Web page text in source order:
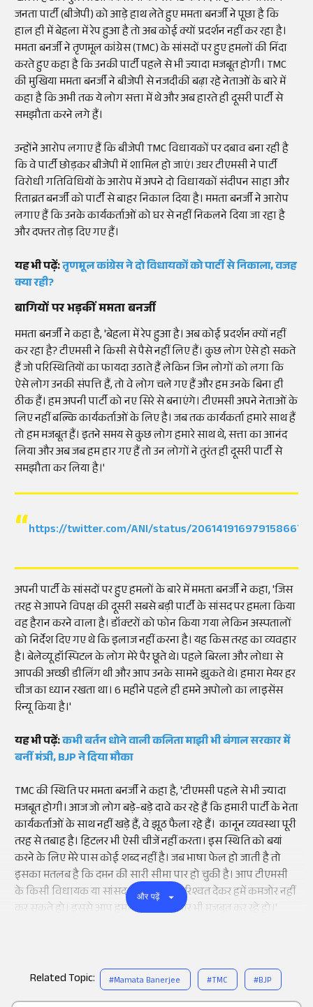
Add as a
जनता पार्टी (बीजेपी) को आड़े हाथ लेते हुए ममता बनर्जी ने पूछा है कि
हाल ही में बेहला में रेप हुआ है तो अब कोई क्यों प्रदर्शन नहीं कर रहा है।
ममता बनर्जी ने तृणमूल कांग्रेस (TMC) के सांसदों पर हुए हमलों की निंदा
करते हुए कहा है कि उनकी पार्टी पहले से भी ज्यादा मजबूत होगी। TMC
की मुखिया ममता बनर्जी ने बीजेपी से नजदीकी बढ़ा रहे नेताओं के बारे में
कहा है कि अभी तक ये लोग सत्ता में थे और अब हारते ही दूसरी पार्टी से
समझौता करने लगे हैं।
उन्होंने आरोप लगाए हैं कि बीजेपी TMC विधायकों पर दबाव बना रही है
कि वे पार्टी छोड़कर बीजेपी में शामिल हो जाएं। उधर टीएमसी ने पार्टी
विरोधी गतिविधियों के आरोप में अपने दो विधायकों संदीपन साहा और
रिताब्रत बनर्जी को पार्टी से बाहर निकाल दिया है। ममता बनर्जी ने आरोप
लगाए हैं कि उनके कार्यकर्ताओं को घर से नहीं निकलने दिया जा रहा है
और दफ्तर तोड़ दिए गए हैं।
यह भी पढ़ें:तृणमूल कांग्रेस ने दो विधायकों को पार्टी से निकाला, वजह
क्या रही?
बागियों पर भड़कीं ममता बनर्जी
ममता बनर्जी ने कहा है, 'बेहला में रेप हुआ है। अब कोई प्रदर्शन क्यों नहीं
कर रहा है? टीएमसी ने किसी से पैसे नहीं लिए हैं। कुछ लोग ऐसे हो सकते
हैं जो परिस्थितियों का फायदा उठाते हैं लेकिन जिन लोगों को लगा कि
ऐसे लोग उनकी संपत्ति हैं, तो वे लोग चले गए हैं और हम उनके बिना ही
ठीक हैं। हम अपनी पार्टी को नए सिरे से बनाएंगे। टीएमसी अपने नेताओं के
लिए नहीं बल्कि कार्यकर्ताओं के लिए है। जब तक कार्यकर्ता हमारे साथ हैं
तो हम मजबूत हैं। इतने समय से कुछ लोग हमारे साथ थे, सत्ता का आनंद
लिया और अब जब हम हार गए हैं तो उन लोगों ने तुरंत ही दूसरी पार्टी से
समझौता कर लिया है।'
https://twitter.com/ANI/status/2061419169791586676
अपनी पार्टी के सांसदों पर हुए हमलों के बारे में ममता बनर्जी ने कहा, 'जिस
तरह से आपने विपक्ष की दूसरी सबसे बड़ी पार्टी के सांसद पर हमला किया
वह हैरान करने वाला है। डॉक्टरों को फोन किया गया लेकिन अस्पतालों
को निर्देश दिए गए थे कि इलाज नहीं करना है। यह किस तरह का व्यवहार
है। बेलेव्यू हॉस्पिटल के लोग मेरे पैर छूते थे। पहले बिरला और लोधा से
आपकी अच्छी डीलिंग थी और आप उनके सामने झुकते थे। हमारा मेयर हर
चीज का ध्यान रखता था। 6 महीने पहले ही हमने अपोलो का लाइसेंस
रिन्यू किया है।'
यह भी पढ़ें:कभी बर्तन धोने वाली कलिता माझी भी बंगाल सरकार में
बनीं मंत्री, BJP ने दिया मौका
TMC की स्थिति पर ममता बनर्जी ने कहा है, 'टीएमसी पहले से भी ज्यादा
मजबूत होगी। आज जो लोग बड़े-बड़े दावे कर रहे हैं कि हमारी पार्टी के नेता
कार्यकर्ताओं के साथ नहीं खड़े हैं, वे झूठ फैला रहे हैं। कानून व्यवस्था पूरी
तरह से तबाह है। हिटलर भी ऐसी चीजें नहीं करता। इस स्थिति को बयां
करने के लिए मेरे पास कोई शब्द नहीं है। जब भाषा फेल हो जाती है तो
इसका मतलब है कि दमन की सारी सीमा पार हो चुकी है। आप टीएमसी
के किसी विधायक या सांसद को डराकर या रिश्वत देकर हमें कमजोर नहीं
कर सकते हो। इससे आप हमारी पार्टी को और भी मजबूत कर रहे हो।'
और पढ़ें
Related Topic: #Mamata Banerjee #TMC #BJP